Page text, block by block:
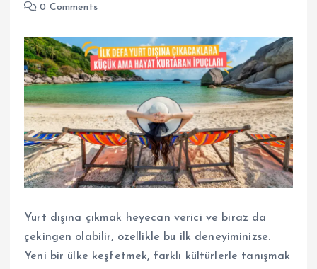
0 Comments
Yurt dışına çıkmak heyecan verici ve biraz da
çekingen olabilir, özellikle bu ilk deneyiminizse.
Yeni bir ülke keşfetmek, farklı kültürlerle tanışmak